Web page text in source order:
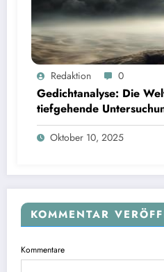
Redaktion 0
Gedichtanalyse: Die
tiefgehende
Oktober 10, 2025
KOMMENTAR
Kommentare